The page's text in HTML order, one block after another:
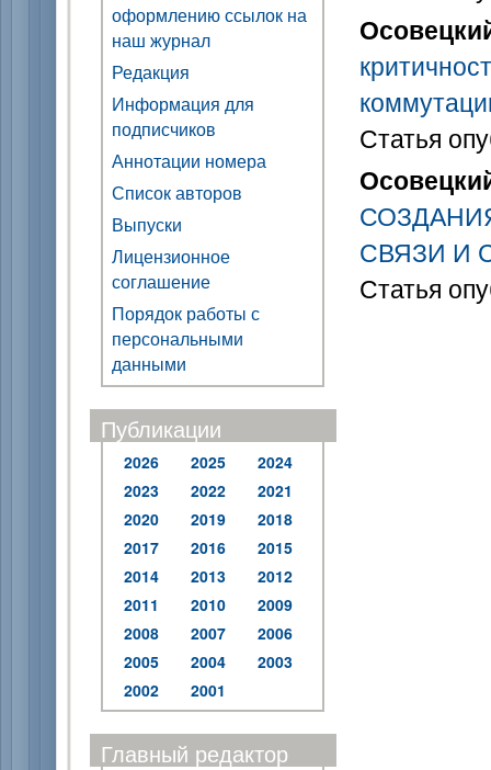
оформлению ссылок на
наш журнал
Редакция
Информация для
подписчиков
Аннотации номера
Список авторов
Выпуски
Лицензионное
соглашение
Порядок работы с
персональными
данными
Публикации
2026 2025
2024
2023
2022
2021
2020
2019
2018
2017
2016
2015
2014
2013
2012
2011
2010
2009
2008
2007
2006
2005
2004
2003
2002
2001
Главный редактор
Статья
СВЯЗИ И
Статья